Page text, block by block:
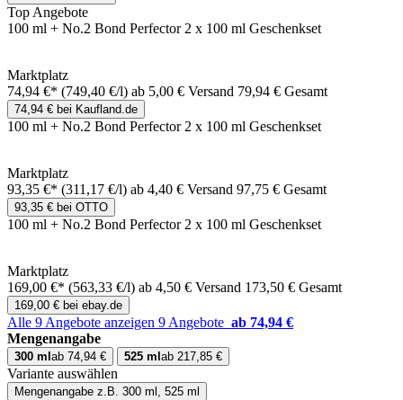
Top Angebote
100 ml + No.2 Bond Perfector 2 x 100 ml Geschenkset
Marktplatz
74,94 €* (749,40 €/l) ab 5,00 € Versand 79,94 € Gesamt
74,94 € bei Kaufland.de
100 ml + No.2 Bond Perfector 2 x 100 ml Geschenkset
Marktplatz
93,35 €* (311,17 €/l) ab 4,40 € Versand 97,75 € Gesamt
93,35 € bei OTTO
100 ml + No.2 Bond Perfector 2 x 100 ml Geschenkset
Marktplatz
169,00 €* (563,33 €/l) ab 4,50 € Versand 173,50 € Gesamt
169,00 € bei ebay.de
Alle 9 Angebote anzeigen 9 Angebote ab 74,94 €
Mengenangabe
300 ml ab 74,94 € 525 ml ab 217,85 €
Variante auswählen
Mengenangabe z.B. 300 ml, 525 ml